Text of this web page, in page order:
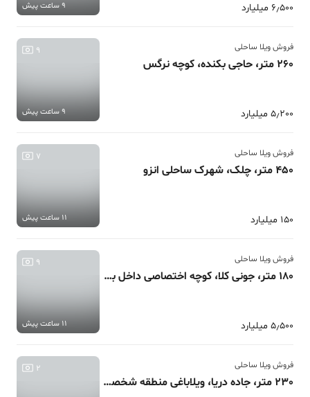
6٫500 میلیارد 9 ساعت پیش
فروش ویلا ساحلی
260 متر، حاجی بکنده، کوچه نرگس
5٫200 میلیارد
9
9 ساعت پیش
فروش ویلا ساحلی
450 متر، چلک، شهرک ساحلی انزو
150 میلیارد
7
11 ساعت پیش
فروش ویلا ساحلی
180 متر، جونی کلا، کوچه اختصاصی داخل بافت
5٫500 میلیارد
9
11 ساعت پیش
فروش ویلا ساحلی
230 متر، جاده دریا، ویلاباغی منطقه شخصی ساز
2